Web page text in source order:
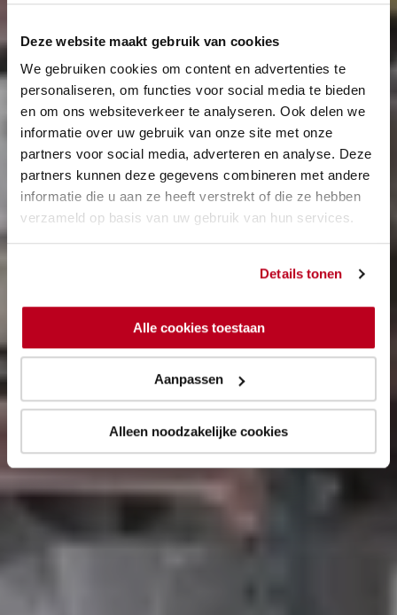
Deze website maakt gebruik van cookies
We gebruiken cookies om content en advertenties te
personaliseren, om functies voor social media te bieden
en om ons websiteverkeer te analyseren. Ook delen we
informatie over uw gebruik van onze site met onze
partners voor social media, adverteren en analyse. Deze
partners kunnen deze gegevens combineren met andere
informatie die u aan ze heeft verstrekt of die ze hebben
verzameld op basis van uw gebruik van hun services.
Details tonen
Alle cookies toestaan
Aanpassen
Alleen noodzakelijke cookies